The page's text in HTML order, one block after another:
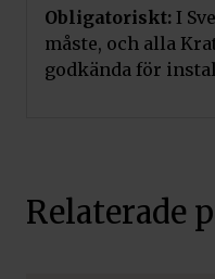
Obligatoriskt: I
måste, och alla
godkända för
Relaterade